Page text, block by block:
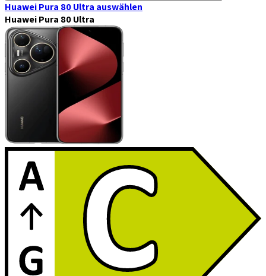
Huawei Pura 80 Ultra auswählen
Huawei Pura 80 Ultra